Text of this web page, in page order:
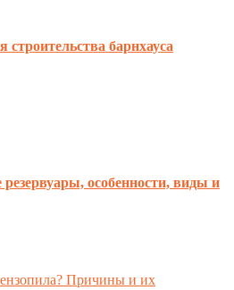
барнхауса
особенности, виды и